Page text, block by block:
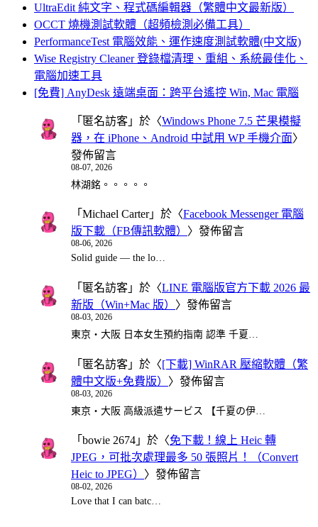
UltraEdit 純文字、程式碼編輯器（繁體中文最新版）
OCCT 燒機測試軟體（超頻檢測必備工具）
PerformanceTest 電腦效能、運作速度測試軟體(中文版)
Wise Registry Cleaner 登錄檔清理、重組、系統最佳化、
電腦加速工具
[免費] AnyDesk 遠端桌面：跨平台遙控 Win, Mac 電腦
「 匿名訪客 」於〈Windows Phone 7.5 芒果模擬
器，在 iPhone、Android 中試用 WP 手機介面〉
發佈留言
08-07, 2026
林湖銘。。。。。
「 Michael Carter」於〈Facebook Messenger 電腦
版下載（FB傳訊軟體） 〉發佈留言
08-06, 2026
Solid guide — the lo…
「 匿名訪客 」於〈LINE 電腦版官方下載 2026 最
新版（Win+Mac 版） 〉發佈留言
08-03, 2026
東京・大阪 日本女生預約指南 認準 千夏…
「 匿名訪客 」於〈[下載] WinRAR 壓縮軟體（繁
體中文版+免費版） 〉發佈留言
08-03, 2026
東京・大阪 高級派遣サービス 【千夏の伊…
「 bowie 2674 」於〈免下載！線上 Heic 轉
JPEG，可批次處理最多 50 張照片！（Convert
Heic to JPEG） 〉發佈留言
08-02, 2026
Love that I can batc…